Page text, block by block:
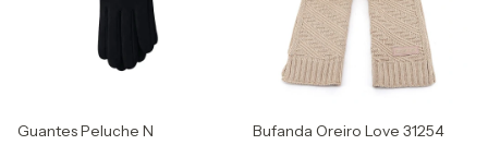
Guantes Peluche N Bufanda Oreiro Love 31254